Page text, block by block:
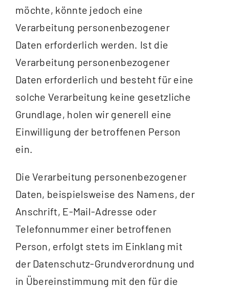
möchte, könnte jedoch eine
Verarbeitung personenbezogener
Daten erforderlich werden. Ist die
Verarbeitung personenbezogener
Daten erforderlich und besteht für eine
solche Verarbeitung keine gesetzliche
Grundlage, holen wir generell eine
Einwilligung der betroffenen Person
ein.
Die Verarbeitung personenbezogener
Daten, beispielsweise des Namens, der
Anschrift, E-Mail-Adresse oder
Telefonnummer einer betroffenen
Person, erfolgt stets im Einklang mit
der Datenschutz-Grundverordnung und
in Übereinstimmung mit den für die